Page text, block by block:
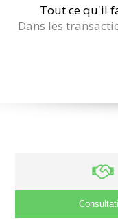
Tout ce qu'il
Dans les